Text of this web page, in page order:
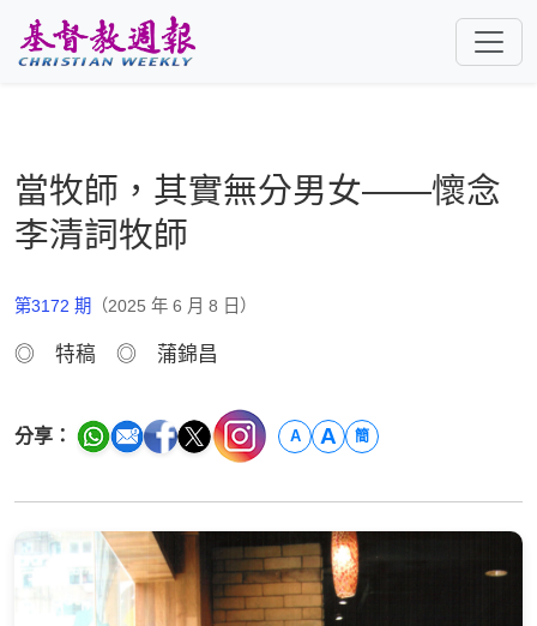
當牧師，其實無分男女——懷念
李清詞牧師
第3172 期 （2025 年 6 月 8 日）
◎ 特稿 ◎ 蒲錦昌
分享： A A 簡